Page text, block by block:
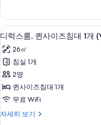
대
2
개,
장
애
인
지
원
사
퀸
사
이
즈
침
대
개,
장
애
인
지
디
럭
스
룸,
퀸
사
즈
6
디럭스룸, 퀸사이즈침대 1개
26㎡
침실 1개
2명
퀸사이즈침대 1개
무료 WiFi
자세히 보기
디